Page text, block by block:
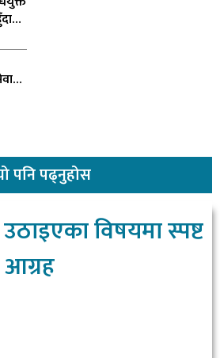
पनि पढ्नुहोस
उठाइएका विषयमा स्पष्ट
आग्रह